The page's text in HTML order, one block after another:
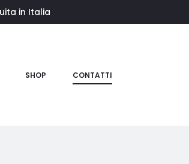
in Italia
SHOP CONTATTI